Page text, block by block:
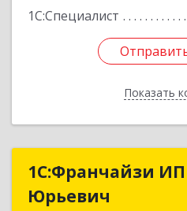
1С:Специалист
Показать
1С:Франчайзи
Юрьевич
1С:Франчайзи